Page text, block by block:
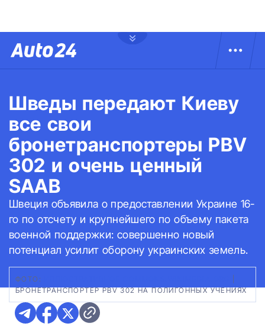
Шведы передают Киеву
все свои
бронетранспортеры PBV
302 и очень ценный
SAAB
Швеция объявила о предоставлении Украине 16-
го по отсчету и крупнейшего по объему пакета
военной поддержки: совершенно новый
потенциал усилит оборону украинских земель.
ФОТО:
БРОНЕТРАНСПОРТЕР PBV 302 НА ПОЛИГОННЫХ УЧЕНИЯХ